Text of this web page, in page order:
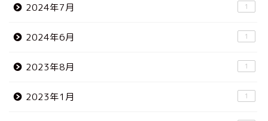
2024年7月 1
2024年6月 1
2023年8月 1
2023年1月 1